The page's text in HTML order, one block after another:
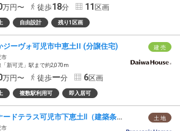
万円〜 徒歩18分 11 区画
自由設計 残り1区画
建 売
ジーヴォ可児市中恵土II (分譲住宅)
市
新可児」駅まで約2,070m
万円〜 徒歩ー分 6区画
複数駅利用可 即入居可
土 地
パークナードテラス可児市下恵土Ⅱ（建築条件付）
市